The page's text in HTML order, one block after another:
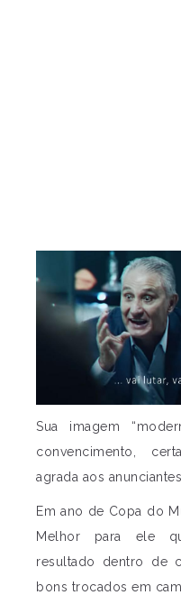
Sua imagem
convencimento,
agrada aos anunciantes.
Em ano de Copa do
Melhor para ele
resultado dentro de
bons trocados em